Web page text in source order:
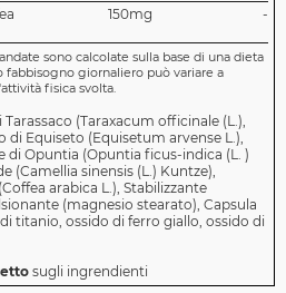
150mg -
sono calcolate sulla base di una dieta
fabbisogno giornaliero può variare a
fisica svolta.
(Taraxacum officinale (L.),
di Equiseto (Equisetum arvense L.),
Opuntia (Opuntia ficus-indica (L. )
(Camellia sinensis (L.) Kuntze),
arabica L.), Stabilizzante
(magnesio stearato), Capsula
titanio, ossido di ferro giallo, ossido di
sugli ingrendienti